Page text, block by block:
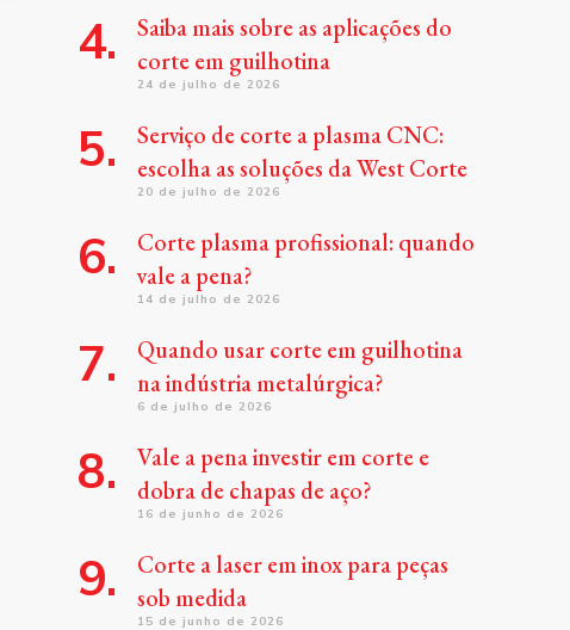
Saiba mais sobre as aplicações do
corte em guilhotina
24 de julho de 2026
Serviço de corte a plasma CNC:
escolha as soluções da West Corte
20 de julho de 2026
Corte plasma profissional: quando
vale a pena?
14 de julho de 2026
Quando usar corte em guilhotina
na indústria metalúrgica?
6 de julho de 2026
Vale a pena investir em corte e
dobra de chapas de aço?
16 de junho de 2026
Corte a laser em inox para peças
sob medida
15 de junho de 2026